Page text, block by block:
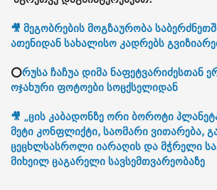
🎥 მეგობრების მოგზაურობა
ათენიდან სახალისო კადრებს
⭕რუსა ჩაჩუა დიმა ნაფეტვარიძესთან
ოჯახური ფოტოები სოცქსელიდან
🎥 „ცის კაბადონზე ორი ბოროტი
მეტი კონფლიქტი, საომარი ვითარება,
ცეცხლსასროლი იარაღის და მჭრელი
მიხეილ ცაგარელი სავსემთვარეობაზე